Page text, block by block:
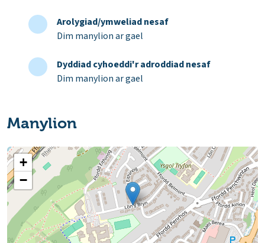
Arolygiad/ymweliad nesaf
Dim manylion ar gael
Dyddiad cyhoeddi'r adroddiad nesaf
Dim manylion ar gael
Manylion
+
−